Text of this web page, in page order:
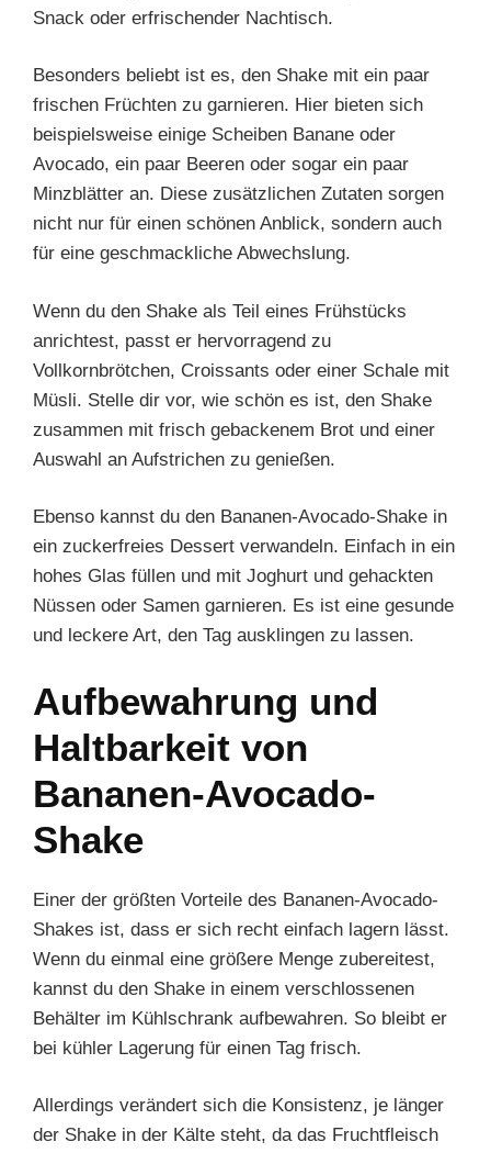
Snack oder erfrischender Nachtisch.
Besonders beliebt ist es, den Shake mit ein paar
frischen Früchten zu garnieren. Hier bieten sich
beispielsweise einige Scheiben Banane oder
Avocado, ein paar Beeren oder sogar ein paar
Minzblätter an. Diese zusätzlichen Zutaten sorgen
nicht nur für einen schönen Anblick, sondern auch
für eine geschmackliche Abwechslung.
Wenn du den Shake als Teil eines Frühstücks
anrichtest, passt er hervorragend zu
Vollkornbrötchen, Croissants oder einer Schale mit
Müsli. Stelle dir vor, wie schön es ist, den Shake
zusammen mit frisch gebackenem Brot und einer
Auswahl an Aufstrichen zu genießen.
Ebenso kannst du den Bananen-Avocado-Shake in
ein zuckerfreies Dessert verwandeln. Einfach in ein
hohes Glas füllen und mit Joghurt und gehackten
Nüssen oder Samen garnieren. Es ist eine gesunde
und leckere Art, den Tag ausklingen zu lassen.
Aufbewahrung und
Haltbarkeit von
Bananen-Avocado-
Shake
Einer der größten Vorteile des Bananen-Avocado-
Shakes ist, dass er sich recht einfach lagern lässt.
Wenn du einmal eine größere Menge zubereitest,
kannst du den Shake in einem verschlossenen
Behälter im Kühlschrank aufbewahren. So bleibt er
bei kühler Lagerung für einen Tag frisch.
Allerdings verändert sich die Konsistenz, je länger
der Shake in der Kälte steht, da das Fruchtfleisch